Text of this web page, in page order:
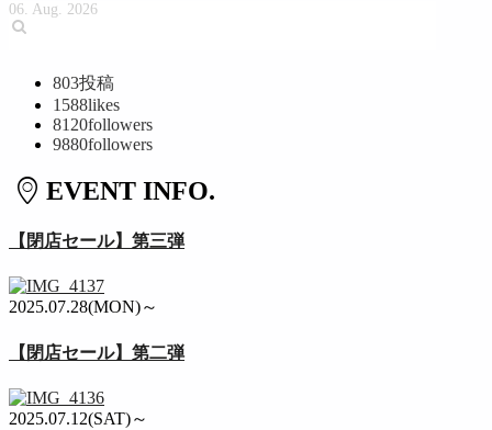
06. Aug. 2026
803投稿
1588likes
8120followers
9880followers
EVENT INFO.
【閉店セール】第三弾
2025.07.28(MON)～
【閉店セール】第二弾
2025.07.12(SAT)～